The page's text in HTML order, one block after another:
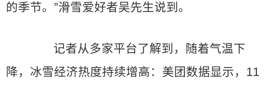
的季节。”滑雪爱好者吴先生说到。
记者从多家平台了解到，随着气温下
降，冰雪经济热度持续增高：美团数据显示，11